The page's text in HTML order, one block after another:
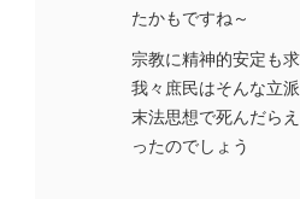
たかもですね～
宗教に精神的安定も
我々庶民はそんな立
末法思想で死んだら
ったのでしょう